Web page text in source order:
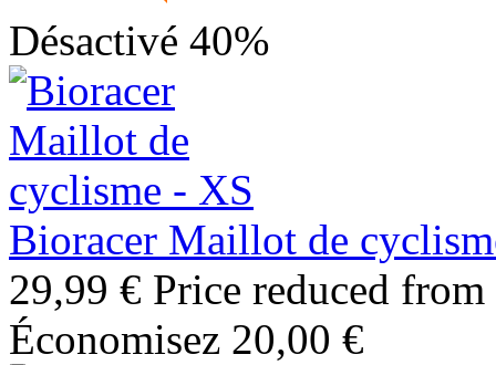
Désactivé 40%
Bioracer Maillot de
29,99 € Price reduced from
Économisez 20,00 €